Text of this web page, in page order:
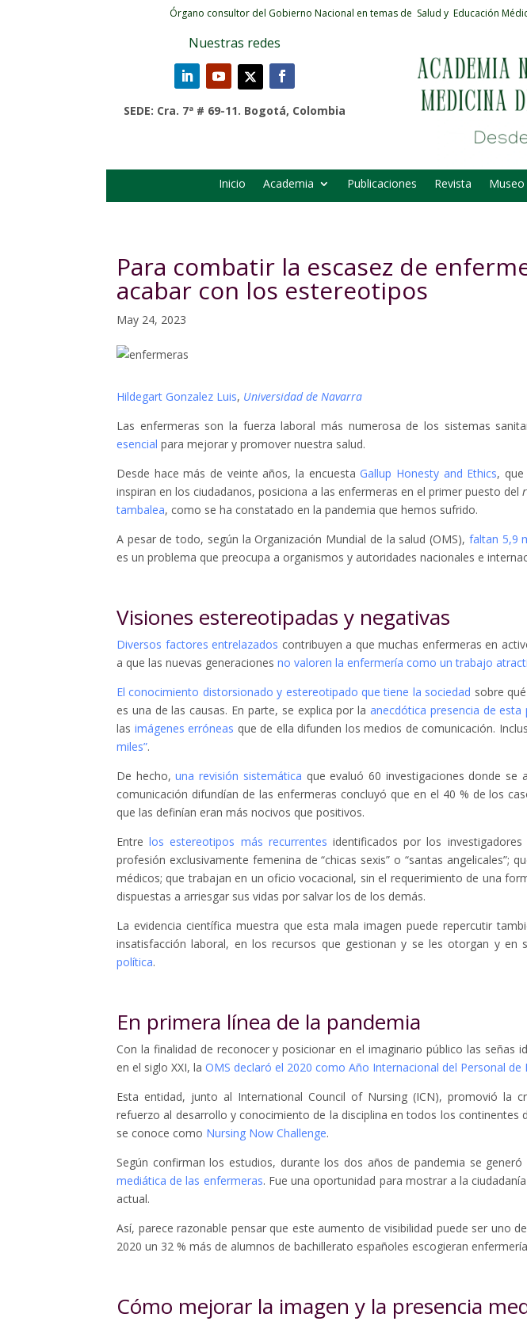
Órgano consultor del Gobierno Nacional en temas de Salud y Educación
Nuestras redes
SEDE: Cra. 7ª # 69-11. Bogotá, Colombia
Inicio Academia Publicaciones Revista Museo
Para combatir la escasez de
acabar con los estereotipos
May 24, 2023
Hildegart Gonzalez Luis, Universidad de Navarra
Las enfermeras son la fuerza laboral más numerosa de los sistemas
esencial para mejorar y promover nuestra salud.
Desde hace más de veinte años, la encuesta Gallup Honesty and Ethics,
inspiran en los ciudadanos, posiciona a las enfermeras en el primer puesto del
tambalea, como se ha constatado en la pandemia que hemos sufrido.
A pesar de todo, según la Organización Mundial de la salud (OMS), faltan 5,9
es un problema que preocupa a organismos y autoridades nacionales e
Visiones estereotipadas y negativas
Diversos factores entrelazados contribuyen a que muchas enfermeras en
a que las nuevas generaciones no valoren la enfermería como un trabajo
El conocimiento distorsionado y estereotipado que tiene la sociedad sobre
es una de las causas. En parte, se explica por la anecdótica presencia de
las imágenes erróneas que de ella difunden los medios de comunicación.
miles”.
De hecho,una revisión sistemática que evaluó 60 investigaciones donde se
comunicación difundían de las enfermeras concluyó que en el 40 % de los
que las definían eran más nocivos que positivos.
Entrelos estereotipos más recurrentes identificados por los
profesión exclusivamente femenina de “chicas sexis” o “santas angelicales”;
médicos; que trabajan en un oficio vocacional, sin el requerimiento de una
dispuestas a arriesgar sus vidas por salvar los de los demás.
La evidencia científica muestra que esta mala imagen puede repercutir
insatisfacción laboral, en los recursos que gestionan y se les otorgan y en
política.
En primera línea de la pandemia
Con la finalidad de reconocer y posicionar en el imaginario público las señas
en el siglo XXI, la OMS declaró el 2020 como Año Internacional del Personal de
Esta entidad, junto al International Council of Nursing (ICN), promovió la
refuerzo al desarrollo y conocimiento de la disciplina en todos los continentes
se conoce como Nursing Now Challenge.
Según confirman los estudios, durante los dos años de pandemia se generó
mediática de las enfermeras. Fue una oportunidad para mostrar a la
actual.
Así, parece razonable pensar que este aumento de visibilidad puede ser uno
2020 un 32 % más de alumnos de bachillerato españoles escogieran
Cómo mejorar la imagen y la presencia